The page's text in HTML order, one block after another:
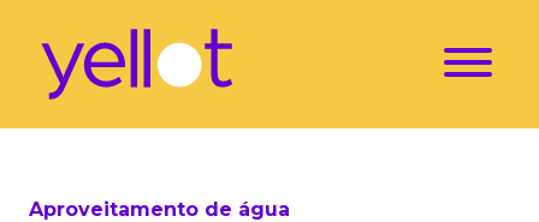
Aproveitamento de água